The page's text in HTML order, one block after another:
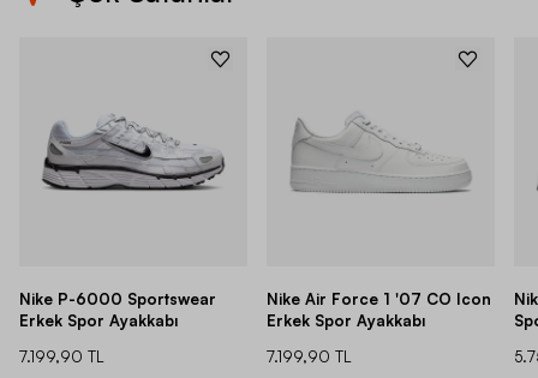
Nike P-6000 Sportswear
Erkek Spor Ayakkabı
7.199,90 TL
Nike Air Force 1 '07 CO Icon
Erkek Spor Ayakkabı
7.199,90 TL